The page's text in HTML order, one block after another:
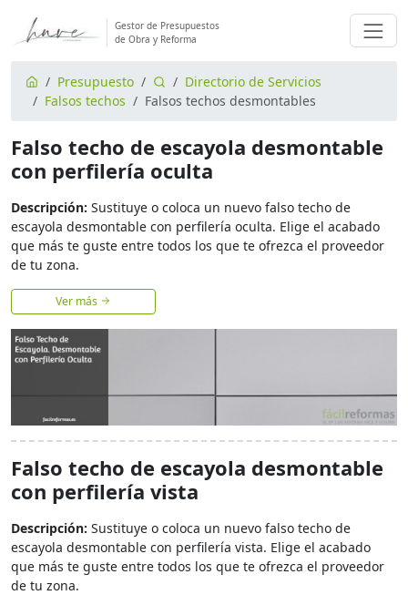
Gestor de Presupuestos
de Obra y Reforma
Presupuesto
Directorio de Servicios
Falsos techos
Falsos techos desmontables
Falso techo de escayola desmontable
con perfilería oculta
Descripción: Sustituye o coloca un nuevo falso techo de
escayola desmontable con perfilería oculta. Elige el acabado
que más te guste entre todos los que te ofrezca el proveedor
de tu zona.
Ver más
Falso techo de escayola desmontable
con perfilería vista
Descripción: Sustituye o coloca un nuevo falso techo de
escayola desmontable con perfilería vista. Elige el acabado
que más te guste entre todos los que te ofrezca el proveedor
de tu zona.